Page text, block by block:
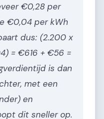
€0,28 per
€0,04 per kWh
dus: (2.200 x
= €616 + €56 =
is dan
met een
en
dit sneller op.